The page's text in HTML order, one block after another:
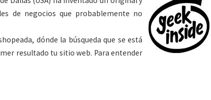
de negocios que probablemente no
dónde la búsqueda que se está
resultado tu sitio web. Para entender